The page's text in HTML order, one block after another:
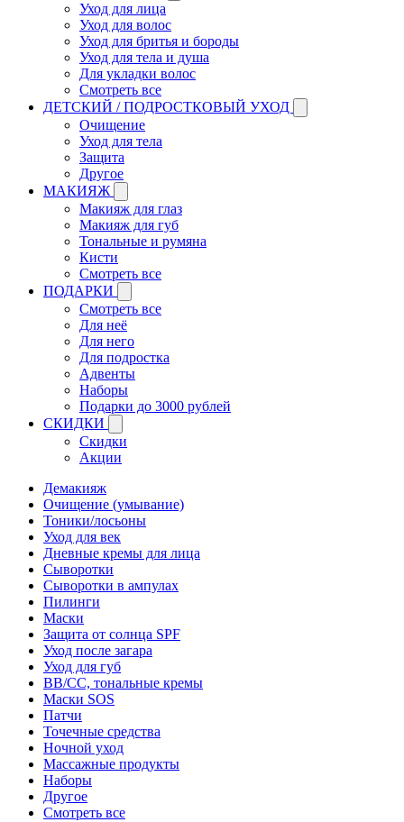
Уход для лица
Уход для волос
Уход для бритья и бороды
Уход для тела и душа
Для укладки волос
Смотреть все
ДЕТСКИЙ / ПОДРОСТКОВЫЙ УХОД
Очищение
Уход для тела
Защита
Другое
МАКИЯЖ
Макияж для глаз
Макияж для губ
Тональные и румяна
Кисти
Смотреть все
ПОДАРКИ
Смотреть все
Для неё
Для него
Для подростка
Адвенты
Наборы
Подарки до 3000 рублей
СКИДКИ
Скидки
Акции
Демакияж
Очищение (умывание)
Тоники/лосьоны
Уход для век
Дневные кремы для лица
Сыворотки
Сыворотки в ампулах
Пилинги
Маски
Защита от солнца SPF
Уход после загара
Уход для губ
BB/CC, тональные кремы
Маски SOS
Патчи
Точечные средства
Ночной уход
Массажные продукты
Наборы
Другое
Смотреть все